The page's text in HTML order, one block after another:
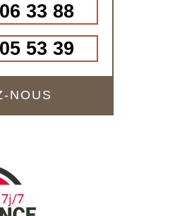
33 88
53 39
NOUS